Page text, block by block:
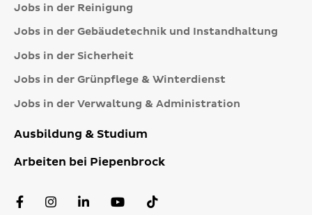
Jobs in der Reinigung
Jobs in der Gebäudetechnik und Instandhaltung
Jobs in der Sicherheit
Jobs in der Grünpflege & Winterdienst
Jobs in der Verwaltung & Administration
Ausbildung & Studium
Arbeiten bei Piepenbrock
FacebookInstagram
LinkedInYouTube